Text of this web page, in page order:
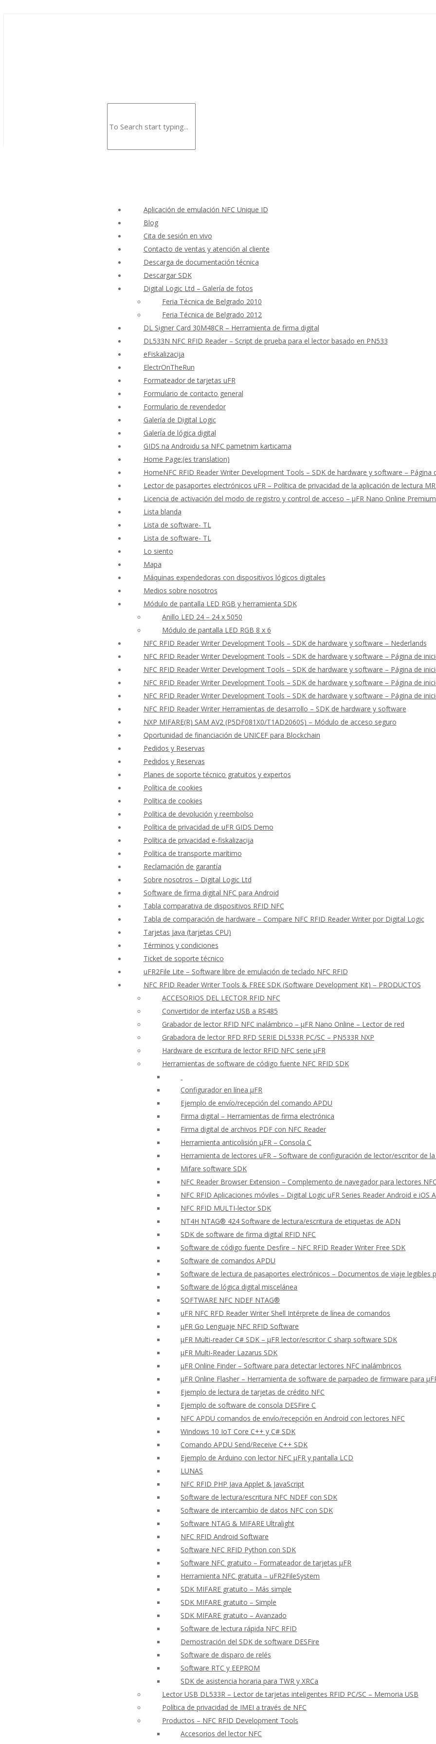
Aplicación de emulación NFC Unique ID
Blog
Cita de sesión en vivo
Contacto de ventas y atención al cliente
Descarga de documentación técnica
Descargar SDK
Digital Logic Ltd – Galería de fotos
Feria Técnica de Belgrado 2010
Feria Técnica de Belgrado 2012
DL Signer Card 30M48CR – Herramienta de firma digital
DL533N NFC RFID Reader – Script de prueba para el lector basado en PN533
eFiskalizacija
ElectrOnTheRun
Formateador de tarjetas uFR
Formulario de contacto general
Formulario de revendedor
Galería de Digital Logic
Galería de lógica digital
GIDS na Androidu sa NFC pametnim karticama
Home Page:(es translation)
HomeNFC RFID Reader Writer Development Tools – SDK de hardware y software – Página
Lector de pasaportes electrónicos uFR – Política de privacidad de la aplicación de lectura
Licencia de activación del modo de registro y control de acceso – μFR Nano Online
Lista blanda
Lista de software- TL
Lista de software- TL
Lo siento
Mapa
Máquinas expendedoras con dispositivos lógicos digitales
Medios sobre nosotros
Módulo de pantalla LED RGB y herramienta SDK
Anillo LED 24 – 24 x 5050
Módulo de pantalla LED RGB 8 x 6
NFC RFID Reader Writer Development Tools – SDK de hardware y software – Nederlands
NFC RFID Reader Writer Development Tools – SDK de hardware y software – Página de
NFC RFID Reader Writer Development Tools – SDK de hardware y software – Página de
NFC RFID Reader Writer Development Tools – SDK de hardware y software – Página de
NFC RFID Reader Writer Development Tools – SDK de hardware y software – Página de
NFC RFID Reader Writer Herramientas de desarrollo – SDK de hardware y software
NXP MIFARE(R) SAM AV2 (P5DF081X0/T1AD2060S) – Módulo de acceso seguro
Oportunidad de financiación de UNICEF para Blockchain
Pedidos y Reservas
Pedidos y Reservas
Planes de soporte técnico gratuitos y expertos
Política de cookies
Política de cookies
Política de devolución y reembolso
Política de privacidad de uFR GIDS Demo
Política de privacidad e-fiskalizacija
Política de transporte marítimo
Reclamación de garantía
Sobre nosotros – Digital Logic Ltd
Software de firma digital NFC para Android
Tabla comparativa de dispositivos RFID NFC
Tabla de comparación de hardware – Compare NFC RFID Reader Writer por Digital Logic
Tarjetas Java (tarjetas CPU)
Términos y condiciones
Ticket de soporte técnico
uFR2File Lite – Software libre de emulación de teclado NFC RFID
NFC RFID Reader Writer Tools & FREE SDK (Software Development Kit) – PRODUCTOS
ACCESORIOS DEL LECTOR RFID NFC
Convertidor de interfaz USB a RS485
Grabador de lector RFID NFC inalámbrico – μFR Nano Online – Lector de red
Grabadora de lector RFD RFD SERIE DL533R PC/SC – PN533R NXP
Hardware de escritura de lector RFID NFC serie μFR
Herramientas de software de código fuente NFC RFID SDK
Configurador en línea μFR
Ejemplo de envío/recepción del comando APDU
Firma digital – Herramientas de firma electrónica
Firma digital de archivos PDF con NFC Reader
Herramienta anticolisión μFR – Consola C
Herramienta de lectores uFR – Software de configuración de lector/escritor de la
Mifare software SDK
NFC Reader Browser Extension – Complemento de navegador para lectores
NFC RFID Aplicaciones móviles – Digital Logic uFR Series Reader Android e iOS
NFC RFID MULTI-lector SDK
NT4H NTAG® 424 Software de lectura/escritura de etiquetas de ADN
SDK de software de firma digital RFID NFC
Software de código fuente Desfire – NFC RFID Reader Writer Free SDK
Software de comandos APDU
Software de lectura de pasaportes electrónicos – Documentos de viaje legibles
Software de lógica digital miscelánea
SOFTWARE NFC NDEF NTAG®
uFR NFC RFD Reader Writer Shell Intérprete de línea de comandos
μFR Go Lenguaje NFC RFID Software
μFR Multi-reader C# SDK – μFR lector/escritor C sharp software SDK
μFR Multi-Reader Lazarus SDK
μFR Online Finder – Software para detectar lectores NFC inalámbricos
μFR Online Flasher – Herramienta de software de parpadeo de firmware para
Ejemplo de lectura de tarjetas de crédito NFC
Ejemplo de software de consola DESFire C
NFC APDU comandos de envío/recepción en Android con lectores NFC
Windows 10 IoT Core C++ y C# SDK
Comando APDU Send/Receive C++ SDK
Ejemplo de Arduino con lector NFC μFR y pantalla LCD
LUNAS
NFC RFID PHP Java Applet & JavaScript
Software de lectura/escritura NFC NDEF con SDK
Software de intercambio de datos NFC con SDK
Software NTAG & MIFARE Ultralight
NFC RFID Android Software
Software NFC RFID Python con SDK
Software NFC gratuito – Formateador de tarjetas μFR
Herramienta NFC gratuita – uFR2FileSystem
SDK MIFARE gratuito – Más simple
SDK MIFARE gratuito – Simple
SDK MIFARE gratuito – Avanzado
Software de lectura rápida NFC RFID
Demostración del SDK de software DESFire
Software de disparo de relés
Software RTC y EEPROM
SDK de asistencia horaria para TWR y XRCa
Lector USB DL533R – Lector de tarjetas inteligentes RFID PC/SC – Memoria USB
Política de privacidad de IMEI a través de NFC
Productos – NFC RFID Development Tools
Accesorios del lector NFC